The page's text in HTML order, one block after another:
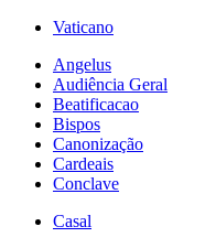
Vaticano
Angelus
Audiência Geral
Beatificacao
Bispos
Canonização
Cardeais
Conclave
Casal